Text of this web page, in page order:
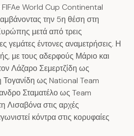
FIFAe World Cup Continental
την 5η θέση στη
μετά από τρεις
γεμάτες έντονες αναμετρήσεις. Η
με τους αδερφούς Μάριο και
Λάζαρο Σεμερτζίδη ως
ως National Team
Σταματέλο ως Team
Λισαβόνα στις αρχές
κόντρα στις κορυφαίες